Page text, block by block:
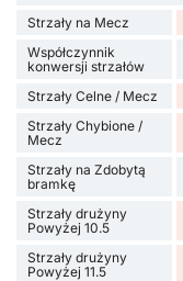
Strzały na Mecz
Współczynnik
konwersji strzałów
Strzały Celne / Mecz
Strzały Chybione /
Mecz
Strzały na Zdobytą
bramkę
Strzały drużyny
Powyżej 10.5
Strzały drużyny
Powyżej 11.5